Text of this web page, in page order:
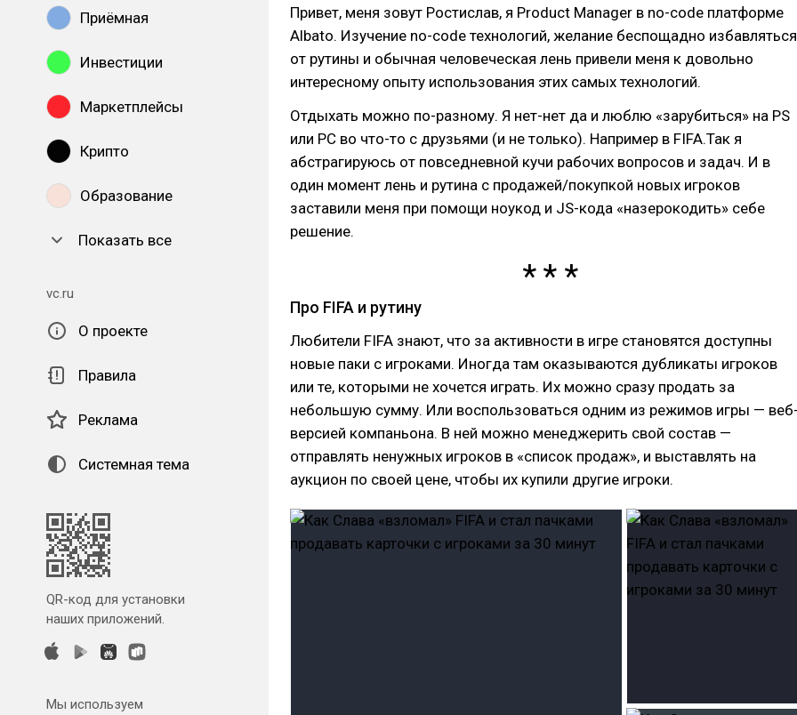
Приёмная
Инвестиции
Маркетплейсы
Крипто
Образование
Показать все
vc.ru
О проекте
Правила
Реклама
Системная тема
QR-код для установки
наших приложений.
Мы используем
Привет, меня зовут Ростислав, я Product Manager в no-code платформе
Albato. Изучение no-code технологий, желание беспощадно избавляться
от рутины и обычная человеческая лень привели меня к довольно
интересному опыту использования этих самых технологий.
Отдыхать можно по-разному. Я нет-нет да и люблю «зарубиться» на PS
или PC во что-то с друзьями (и не только). Например в FIFA.Так я
абстрагируюсь от повседневной кучи рабочих вопросов и задач. И в
один момент лень и рутина с продажей/покупкой новых игроков
заставили меня при помощи ноукод и JS-кода «назерокодить» себе
решение.
Про FIFA и рутину
Любители FIFA знают, что за активности в игре становятся доступны
новые паки с игроками. Иногда там оказываются дубликаты игроков
или те, которыми не хочется играть. Их можно сразу продать за
небольшую сумму. Или воспользоваться одним из режимов игры —
версией компаньона. В ней можно менеджерить свой состав —
отправлять ненужных игроков в «список продаж», и выставлять на
аукцион по своей цене, чтобы их купили другие игроки.